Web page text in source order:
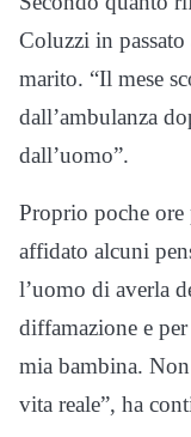
Coluzzi in
marito. “Il mese
dall’ambulanza
dall’uomo”.
Proprio poche ore
affidato alcuni
l’uomo di averla
diffamazione e
mia bambina.
vita reale”, ha